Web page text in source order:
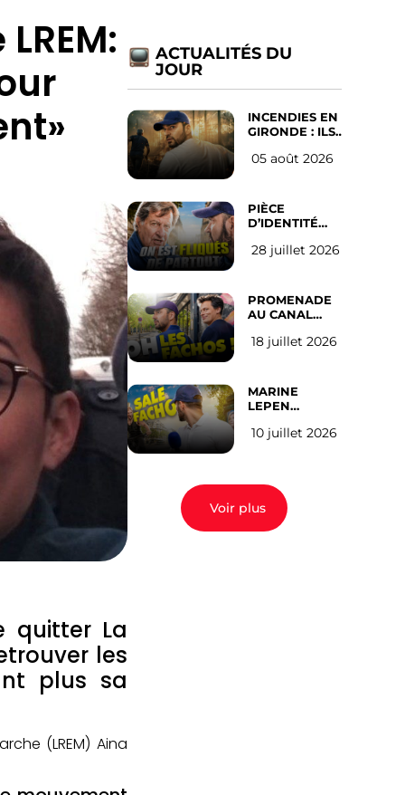
quitter La
les
plus sa
(LREM) Aina
ACTUALITÉS DU
JOUR
INCENDIES EN
GIRONDE : ILS
D’ABANDONNER
05 août 2026
PIÈCE
D’IDENTITÉ
SUR LES
l’avis des
Français
28 juillet 2026
PROMENADE
AU CANAL
(les gauchistes
18 juillet 2026
MARINE
LEPEN
EN 2027 : l’avis
10 juillet 2026
Voir plus